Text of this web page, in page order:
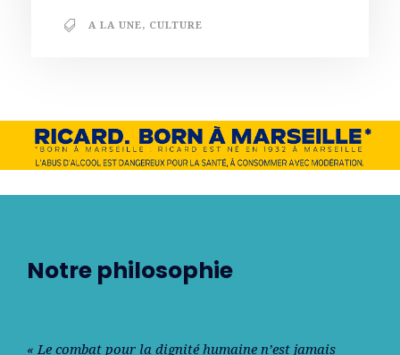
A LA UNE, CULTURE
Notre philosophie
« Le combat pour la dignité humaine n’est jamais